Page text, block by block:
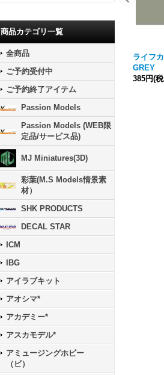
商品カテゴリ一覧
全商品
ご予約受付中
ご予約終了アイテム
Passion Models
Passion Models (WEB限
定品/サービス品)
MJ Miniatures(3D)
彩葉(M.S Models情景素
材）
SHK PRODUCTS
DECAL STAR
ICM
IBG
アイラブキット
アオシマ*
アカデミー*
アスカモデル*
アミュージングホビー
（ビ）
ライフ
GREY
385円(